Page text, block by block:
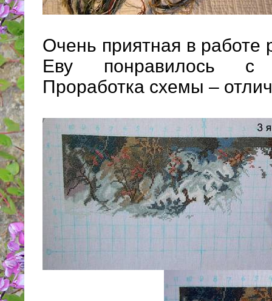
Очень приятная в
Еву понравилось с
Проработка схемы –